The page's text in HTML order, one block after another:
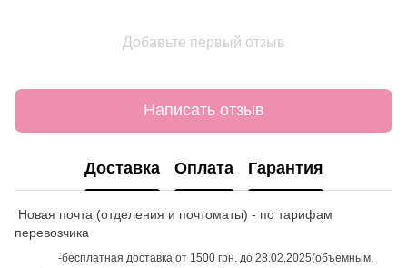
Добавьте первый отзыв
Написать отзыв
Доставка Оплата Гарантия
Новая почта (отделения и почтоматы) - по тарифам
перевозчика
-бесплатная доставка от 1500 грн. до 28.02.2025(объемным,